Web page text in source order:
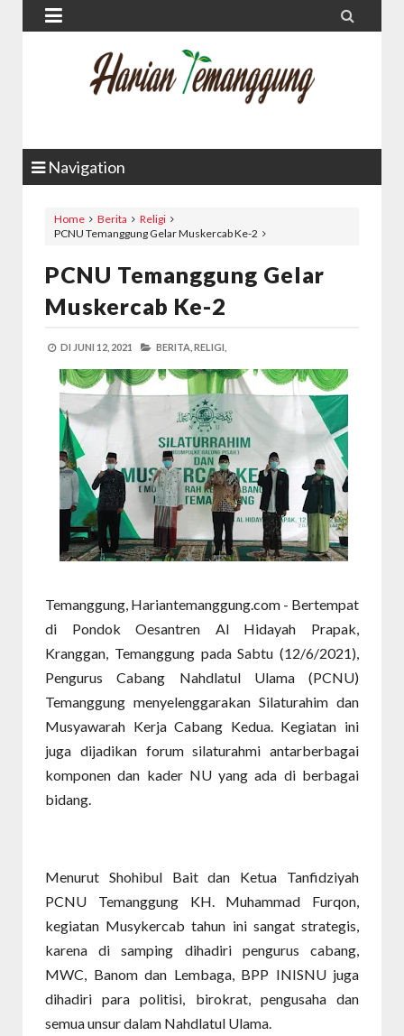
 
Navigation
Home Berita
Religi
PCNU Temanggung Gelar Muskercab Ke-2
PCNU Temanggung Gelar
Muskercab Ke-2
DI JUNI 12, 2021 BERITA, RELIGI,
Temanggung, Hariantemanggung.com - Bertempat
di Pondok Oesantren Al Hidayah Prapak,
Kranggan, Temanggung pada Sabtu (12/6/2021),
Pengurus Cabang Nahdlatul Ulama (PCNU)
Temanggung menyelenggarakan Silaturahim dan
Musyawarah Kerja Cabang Kedua. Kegiatan ini
juga dijadikan forum silaturahmi antarberbagai
komponen dan kader NU yang ada di berbagai
bidang.
Menurut Shohibul Bait dan Ketua Tanfidziyah
PCNU Temanggung KH. Muhammad Furqon,
kegiatan Musykercab tahun ini sangat strategis,
karena di samping dihadiri pengurus cabang,
MWC, Banom dan Lembaga, BPP INISNU juga
dihadiri para politisi, birokrat, pengusaha dan
semua unsur dalam Nahdlatul Ulama.